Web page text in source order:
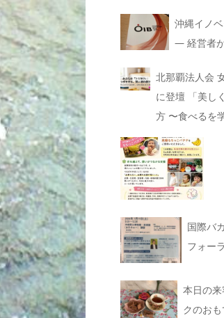
沖縄イノ
— 経営者
北那覇法人会
に登壇 「美し
方 〜食べるを
国際バ
フォー
本日の
クのお